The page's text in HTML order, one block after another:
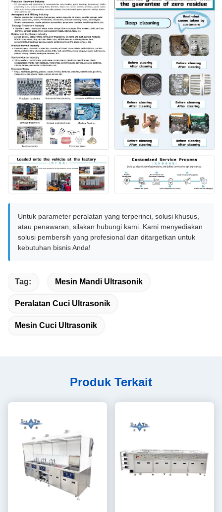
Untuk parameter peralatan yang terperinci, solusi khusus,
atau penawaran, silakan hubungi kami. Kami menyediakan
solusi pembersih yang profesional dan ditargetkan untuk
kebutuhan bisnis Anda!
Tag: Mesin Mandi Ultrasonik
Peralatan Cuci Ultrasonik
Mesin Cuci Ultrasonik
Produk Terkait